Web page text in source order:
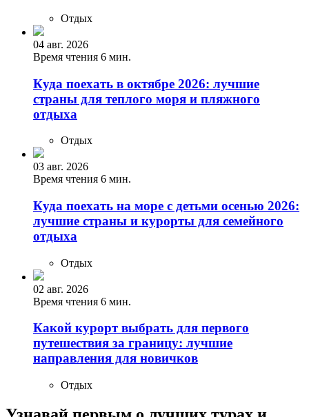
Отдых
04 авг. 2026
Время чтения 6 мин.
Куда поехать в октябре 2026: лучшие
страны для теплого моря и пляжного
отдыха
Отдых
03 авг. 2026
Время чтения 6 мин.
Куда поехать на море с детьми осенью 2026:
лучшие страны и курорты для семейного
отдыха
Отдых
02 авг. 2026
Время чтения 6 мин.
Какой курорт выбрать для первого
путешествия за границу: лучшие
направления для новичков
Отдых